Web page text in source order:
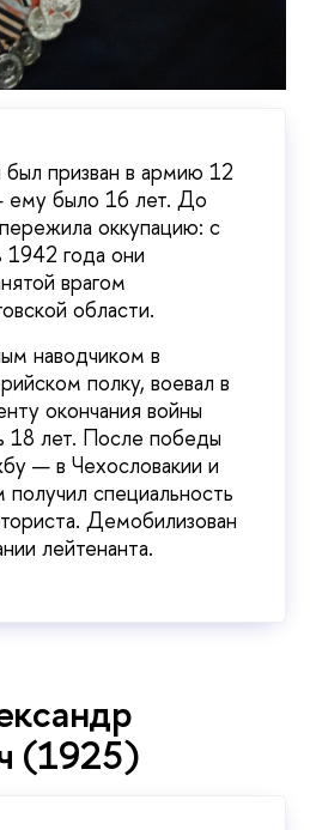
призван в армию 12
ему было 16 лет. До
оккупацию: с
года они
врагом
области.
наводчиком в
полку, воевал в
окончания войны
18 лет. После победы
— в Чехословакии и
получил специальность
Демобилизован
лейтенанта.
(1925)